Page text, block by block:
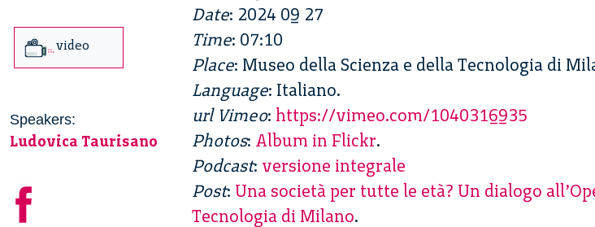
video
Speakers:
Ludovica Taurisano
Date: 2024 09 27
Time: 07:10
Place: Museo della Scienza e della Tecnologia di
Language: Italiano.
url Vimeo: https://vimeo.com/1040316935
Photos: Album in Flickr.
Podcast: versione integrale
Post: Una società per tutte le età? Un dialogo
Tecnologia di Milano.